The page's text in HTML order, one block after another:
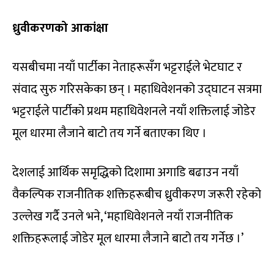
ध्रुवीकरणको आकांक्षा
यसबीचमा नयाँ पार्टीका नेताहरूसँग भट्टराईले भेटघाट र
संवाद सुरु गरिसकेका छन् । महाधिवेशनको उद्घाटन सत्रमा
भट्टराईले पार्टीको प्रथम महाधिवेशनले नयाँ शक्तिलाई जोडेर
मूल धारमा लैजाने बाटो तय गर्ने बताएका थिए ।
देशलाई आर्थिक समृद्धिको दिशामा अगाडि बढाउन नयाँ
वैकल्पिक राजनीतिक शक्तिहरूबीच ध्रुवीकरण जरूरी रहेको
उल्लेख गर्दै उनले भने, ‘महाधिवेशनले नयाँ राजनीतिक
शक्तिहरूलाई जोडेर मूल धारमा लैजाने बाटो तय गर्नेछ ।’